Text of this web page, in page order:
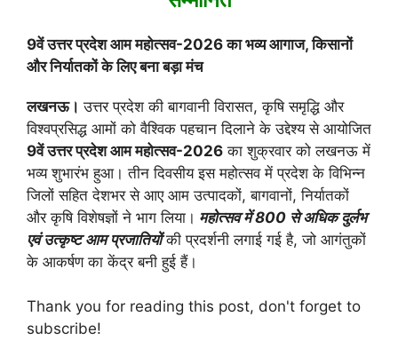
9वें उत्तर प्रदेश आम महोत्सव-2026 का भव्य आगाज, किसानों
और निर्यातकों के लिए बना बड़ा मंच
लखनऊ। उत्तर प्रदेश की बागवानी विरासत, कृषि समृद्धि और
विश्वप्रसिद्ध आमों को वैश्विक पहचान दिलाने के उद्देश्य से आयोजित
9वें उत्तर प्रदेश आम महोत्सव-2026 का शुक्रवार को लखनऊ में
भव्य शुभारंभ हुआ। तीन दिवसीय इस महोत्सव में प्रदेश के विभिन्न
जिलों सहित देशभर से आए आम उत्पादकों, बागवानों, निर्यातकों
और कृषि विशेषज्ञों ने भाग लिया। महोत्सव में 800 से अधिक दुर्लभ
एवं उत्कृष्ट आम प्रजातियोंकी प्रदर्शनी लगाई गई है, जो आगंतुकों
के आकर्षण का केंद्र बनी हुई हैं।
Thank you for reading this post, don't forget to
subscribe!